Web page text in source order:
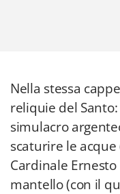
Nella stessa
reliquie del
simulacro
scaturire le
Cardinale
mantello (con il